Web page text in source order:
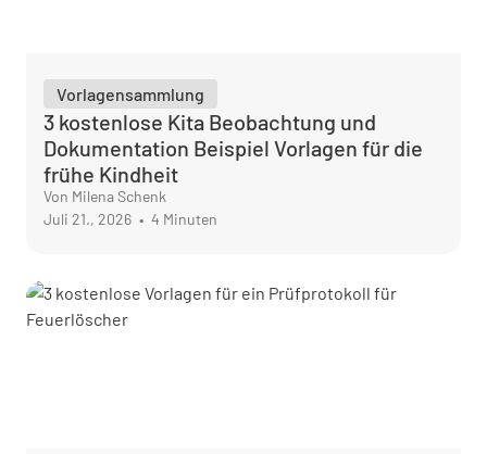
Vorlagensammlung
3 kostenlose Kita Beobachtung und
Dokumentation Beispiel Vorlagen für die
frühe Kindheit
Von Milena Schenk
Juli 21., 2026 • 4 Minuten